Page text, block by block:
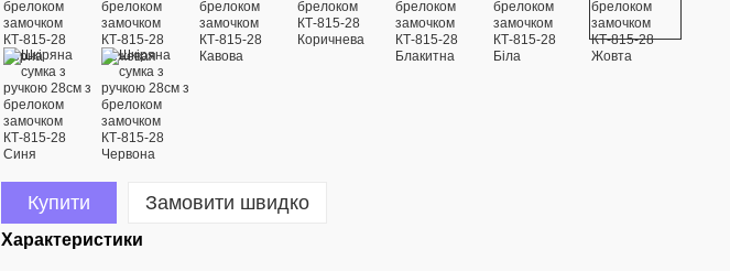
Купити Замовити швидко
Характеристики